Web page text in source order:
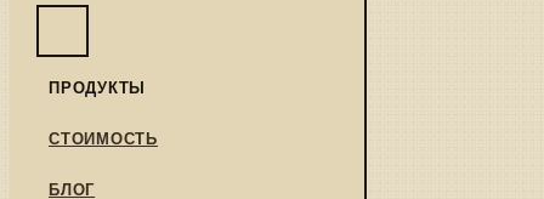
ПРОДУКТЫ
СТОИМОСТЬ
БЛОГ